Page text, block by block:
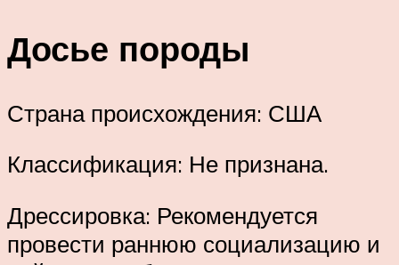
Досье породы
Страна происхождения: США
Классификация: Не признана.
Дрессировка: Рекомендуется
провести раннюю социализацию и